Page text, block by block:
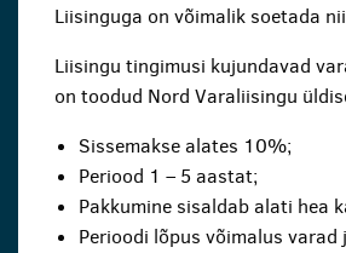
Liisinguga on võimalik soetada
Liisingu tingimusi kujundavad
on toodud Nord Varaliisingu
Sissemakse alates 10%;
Periood 1 – 5 aastat;
Pakkumine sisaldab alati hea
Perioodi lõpus võimalus